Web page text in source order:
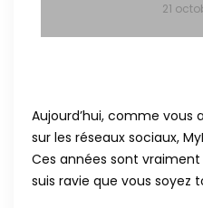
21
Aujourd’hui, comme vous
sur les réseaux sociaux,
Ces années sont
suis ravie que vous soyez